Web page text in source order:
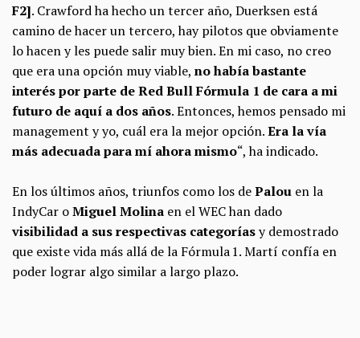
F2]. Crawford ha hecho un tercer año, Duerksen está
camino de hacer un tercero, hay pilotos que obviamente
lo hacen y les puede salir muy bien. En mi caso, no creo
que era una opción muy viable, no había bastante
interés por parte de Red Bull Fórmula 1 de cara a mi
futuro de aquí a dos años. Entonces, hemos pensado mi
management y yo, cuál era la mejor opción.Era la vía
más adecuada para mí ahora mismo“, ha indicado.
En los últimos años, triunfos como los dePalou en la
IndyCar oMiguel Molina en el WEC han dado
visibilidad a sus respectivas categoríasy demostrado
que existe vida más allá de la Fórmula 1. Martí confía en
poder lograr algo similar a largo plazo.